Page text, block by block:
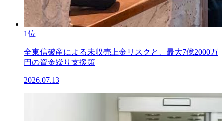
1位
全東信破産による未収売上金リスクと、最大7億2000万
円の資金繰り支援策
2026.07.13